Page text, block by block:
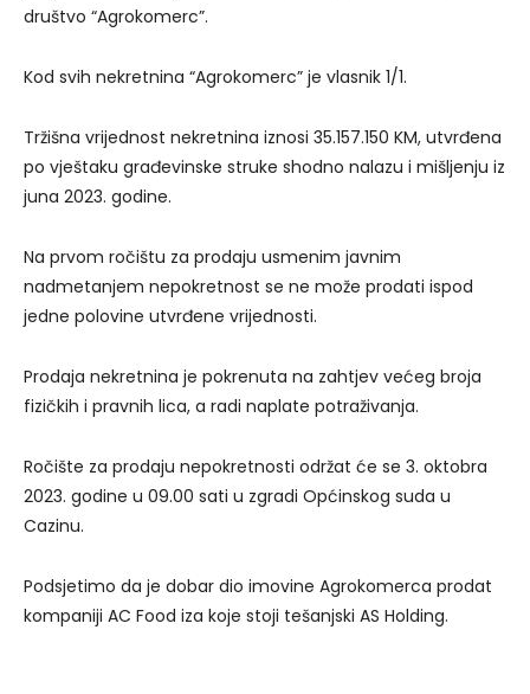
društvo “Agrokomerc”.
Kod svih nekretnina “Agrokomerc” je vlasnik 1/1.
Tržišna vrijednost nekretnina iznosi 35.157.150 KM, utvrđena
po vještaku građevinske struke shodno nalazu i mišljenju iz
juna 2023. godine.
Na prvom ročištu za prodaju usmenim javnim
nadmetanjem nepokretnost se ne može prodati ispod
jedne polovine utvrđene vrijednosti.
Prodaja nekretnina je pokrenuta na zahtjev većeg broja
fizičkih i pravnih lica, a radi naplate potraživanja.
Ročište za prodaju nepokretnosti održat će se 3. oktobra
2023. godine u 09.00 sati u zgradi Općinskog suda u
Cazinu.
Podsjetimo da je dobar dio imovine Agrokomerca prodat
kompaniji AC Food iza koje stoji tešanjski AS Holding.